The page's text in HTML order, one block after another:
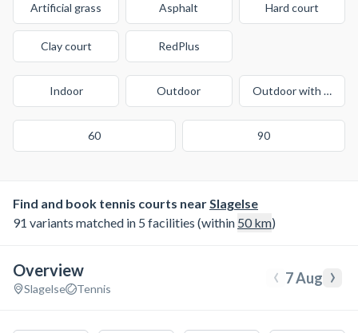
Artificial grass Asphalt Hard court
Clay court RedPlus
Indoor Outdoor Outdoor with cover
60 90
Find and book tennis courts nearSlagelse
91 variants matched in 5 facilities (within 50km)
Overview
Slagelse Tennis ‹ 7 Aug ›